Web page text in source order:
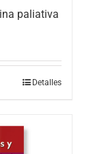
paliativa
Detalles